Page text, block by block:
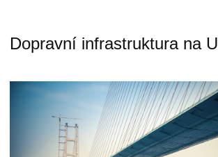
Dopravní infrastruktura na